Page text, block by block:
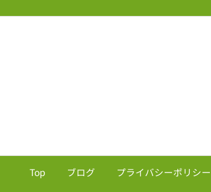
Top ブログ プライバシーポリシー